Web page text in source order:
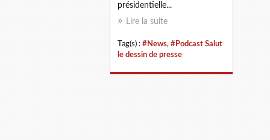
présidentielle...
Lire la suite
Tag(s) : #News, #Podcast Salut
le dessin de presse